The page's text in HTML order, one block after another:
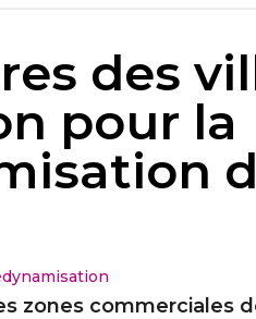
des
pour la
zones commerciales